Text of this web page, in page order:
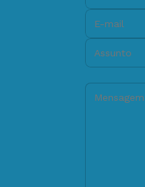
E-mail:
Assunto: